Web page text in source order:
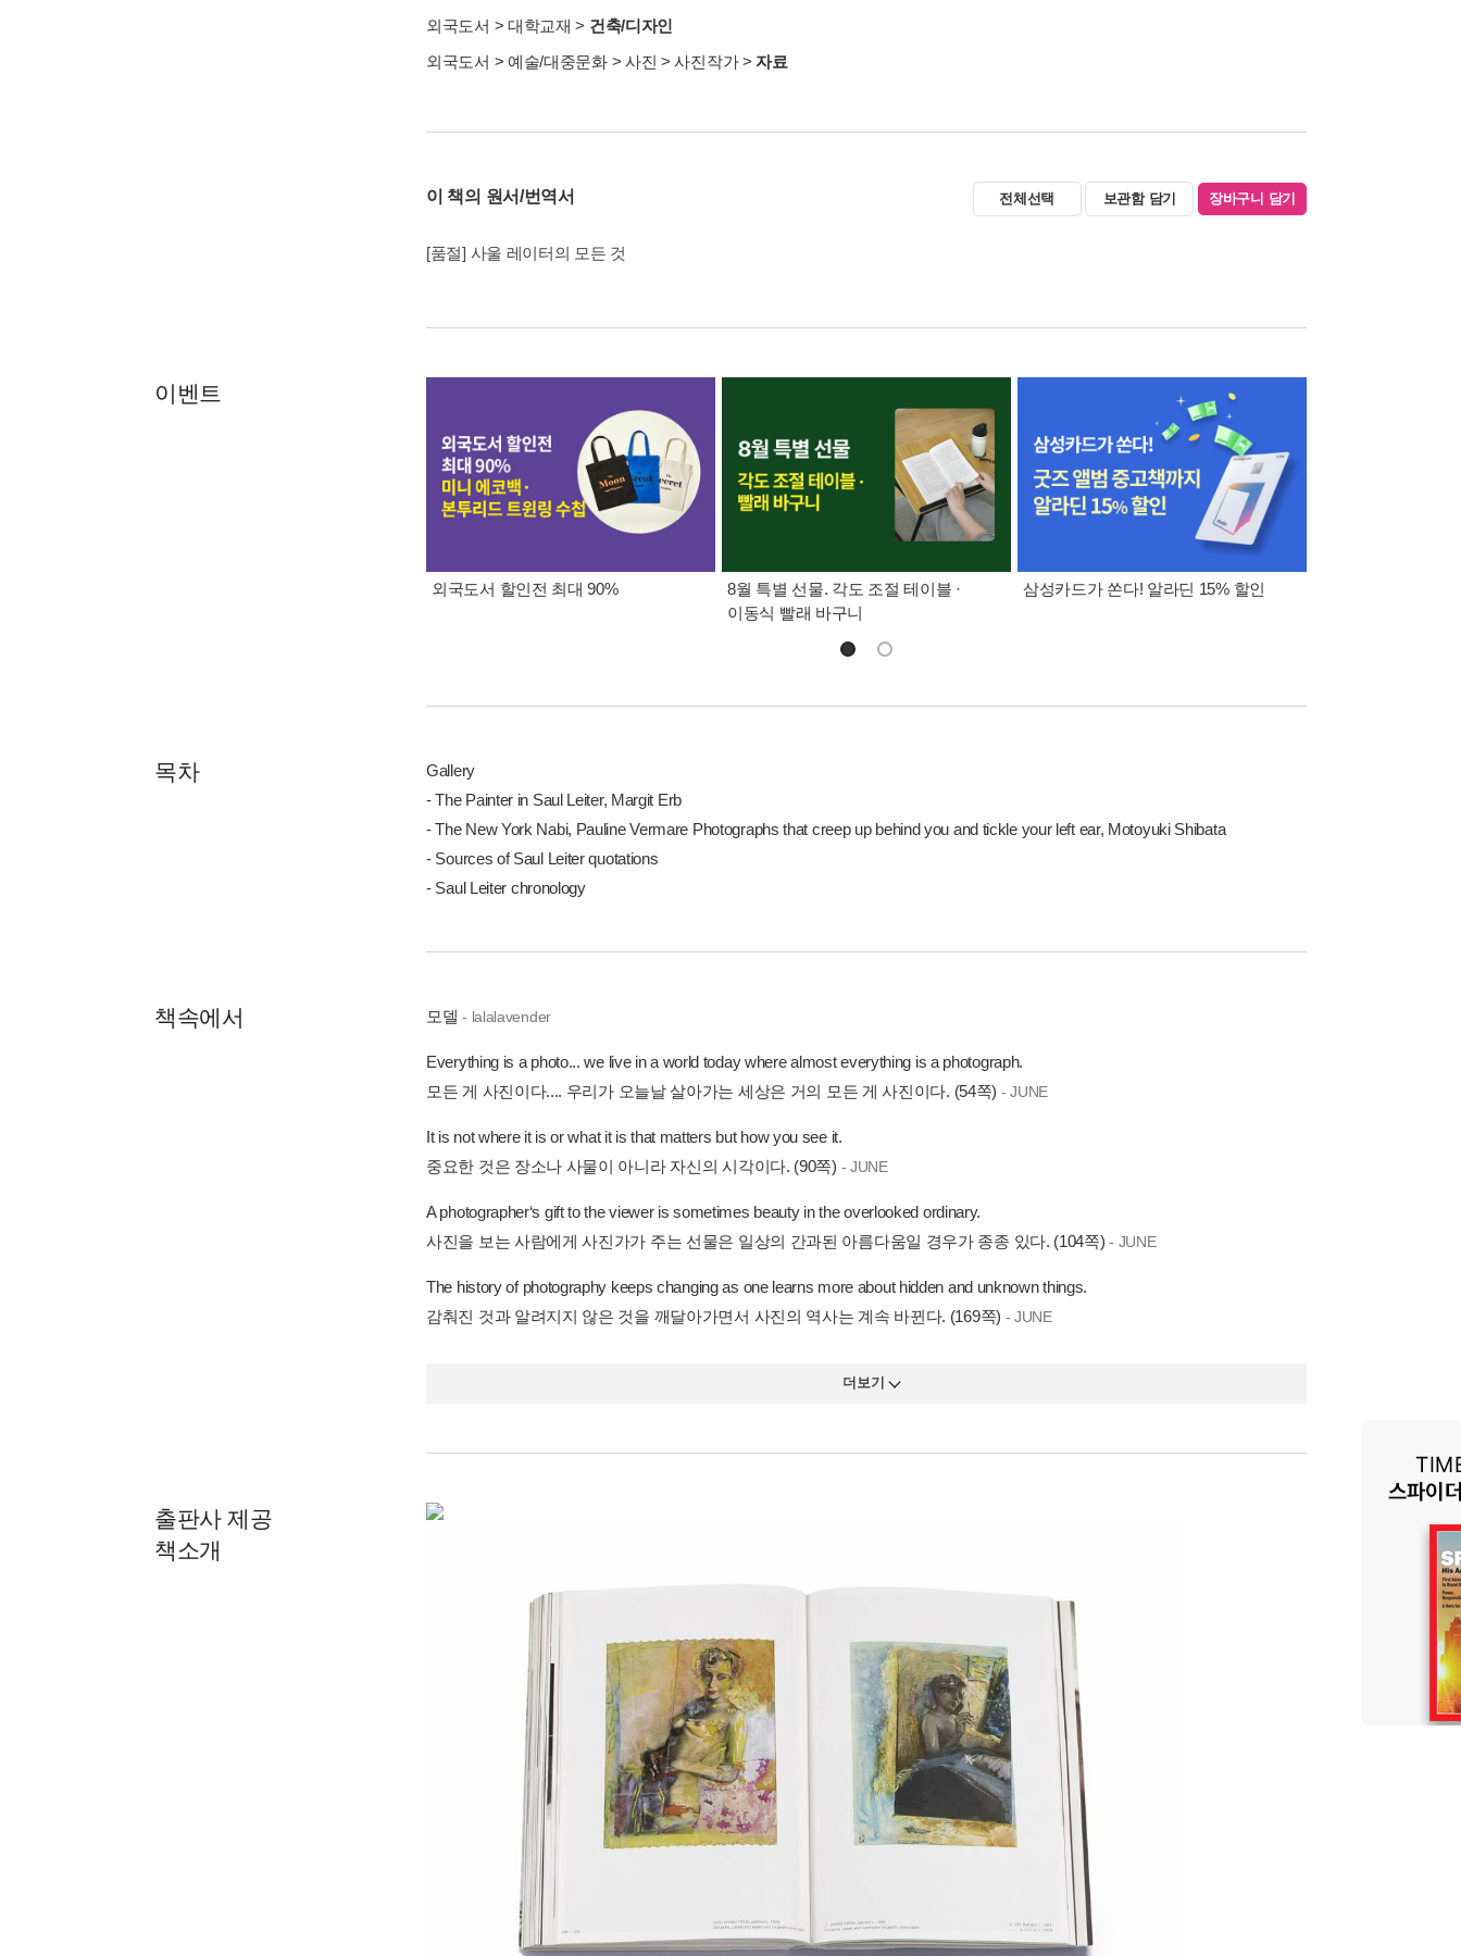
외국도서 > 대학교재 > 건축/디자인
외국도서 > 예술/대중문화> 사진 >사진작가>자료
이 책의 원서/번역서 전체선택 보관함 담기 장바구니 담기
[품절] 사울 레이터의 모든 것
이벤트
외국도서 할인전 최대 90%
8월 특별 선물. 각도 조절 테이블 ·
이동식 빨래 바구니
삼성카드가 쏜다! 알라딘 15% 할인
목차
Gallery
- The Painter in Saul Leiter, Margit Erb
- The New York Nabi, Pauline Vermare Photographs that creep up behind you and tickle your left ear, Motoyuki Shibata
- Sources of Saul Leiter quotations
- Saul Leiter chronology
책속에서 모델- lalalavender
Everything is a photo... we live in a world today where almost everything is a photograph.
모든 게 사진이다.... 우리가 오늘날 살아가는 세상은 거의 모든 게 사진이다. (54쪽) - JUNE
It is not where it is or what it is that matters but how you see it.
중요한 것은 장소나 사물이 아니라 자신의 시각이다. (90쪽) - JUNE
A photographer‘s gift to the viewer is sometimes beauty in the overlooked ordinary.
사진을 보는 사람에게 사진가가 주는 선물은 일상의 간과된 아름다움일 경우가 종종 있다. (104쪽)- JUNE
The history of photography keeps changing as one learns more about hidden and unknown things.
감춰진 것과 알려지지 않은 것을 깨달아가면서 사진의 역사는 계속 바뀐다. (169쪽) - JUNE
더보기
출판사 제공
책소개